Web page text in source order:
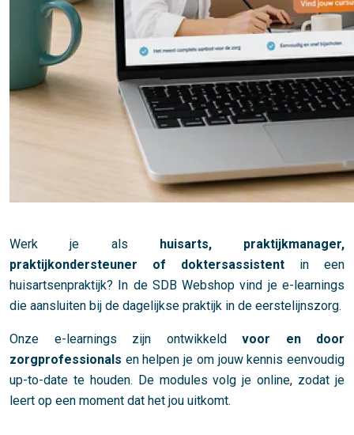
Werk je als
huisarts, praktijkmanager,
praktijkondersteuner of doktersassistent in een
huisartsenpraktijk? In de SDB Webshop vind je e-learnings
die aansluiten bij de dagelijkse praktijk in de eerstelijnszorg.
Onze e-learnings zijn ontwikkeld voor en door
zorgprofessionals en helpen je om jouw kennis eenvoudig
up-to-date te houden. De modules volg je online, zodat je
leert op een moment dat het jou uitkomt.